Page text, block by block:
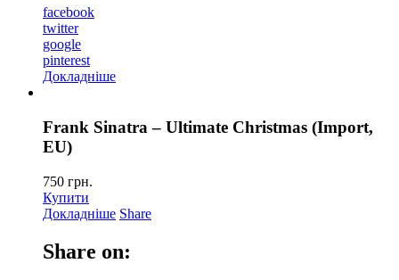
facebook
twitter
google
pinterest
Докладніше
Frank Sinatra – Ultimate Christmas (Import,
EU)
750 грн.
Купити
Докладніше Share
Share on: